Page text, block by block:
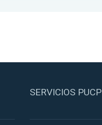
SERVICIOS PUCP